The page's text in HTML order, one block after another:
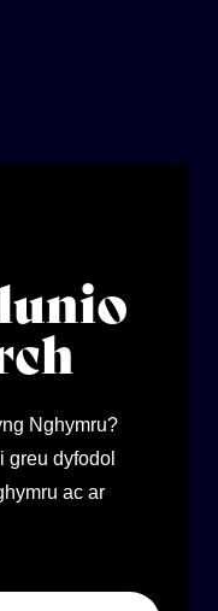
Nghymru?
greu dyfodol
ac ar